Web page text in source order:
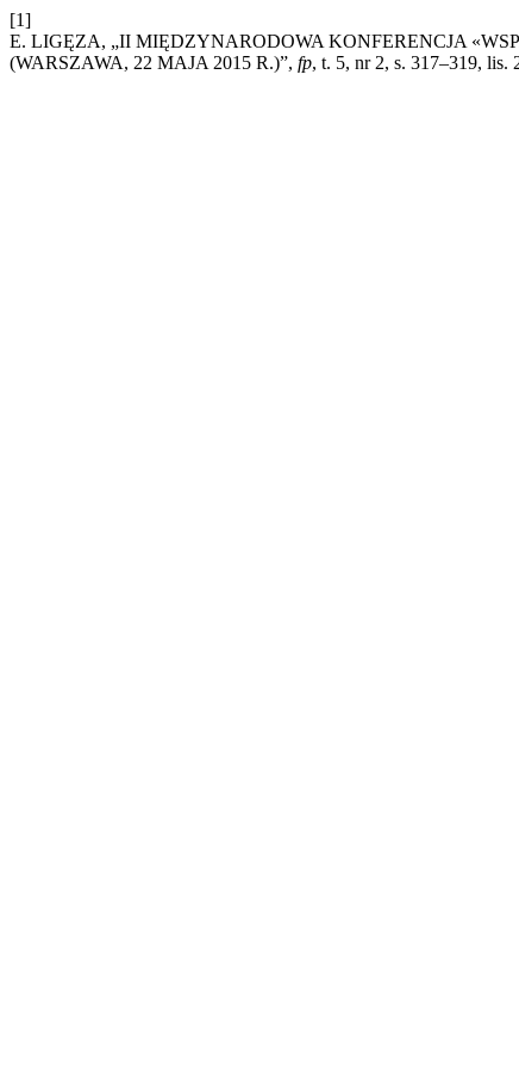
[1]
E. LIGĘZA, „II MIĘDZYNARODOWA KONFERENCJA
(WARSZAWA, 22 MAJA 2015 R.)”, fp, t. 5, nr 2, s. 317–319, lis.